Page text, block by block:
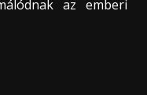
az emberi